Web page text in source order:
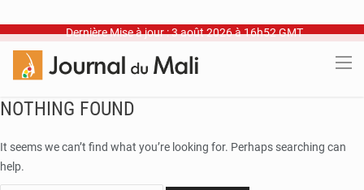
Dernière Mise à jour : 3 août 2026 à 16h52 GMT
NOTHING FOUND
It seems we can’t find what you’re looking for. Perhaps searching can
help.